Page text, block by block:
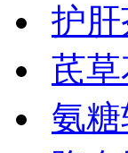
护肝
芪
氨